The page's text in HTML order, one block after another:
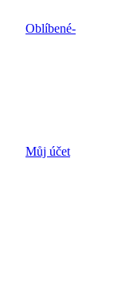
Oblíbené-
Můj účet